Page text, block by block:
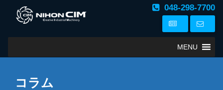
048-298-7700
MENU
コラム